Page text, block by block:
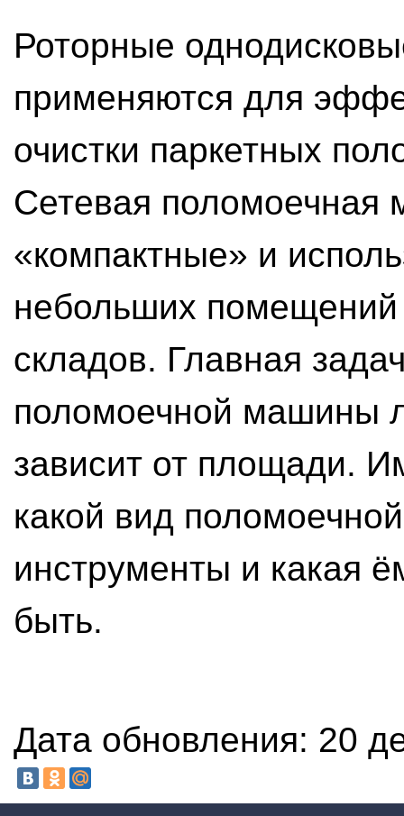
Роторные
применяются для
очистки паркетных
Сетевая поломоечная
«компактные» и
небольших помещений
складов. Главная
поломоечной машины
зависит от площади.
какой вид
инструменты и какая
быть.
Дата обновления: 20